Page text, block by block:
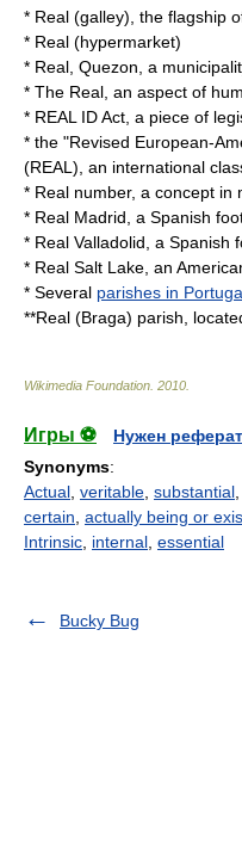
* Real (galley) , the flagship
* Real (hypermarket)
* Real, Quezon , a
* The Real , an aspect of
* REAL ID Act , a piece of
* the "Revised European-
(REAL), an international
* Real number, a concept in
* Real Madrid , a Spanish
* Real Valladolid , a Spanish
* Real Salt Lake , an
* Several parishes in
**Real (Braga) parish,
Wikimedia Foundation 2010
Игры ⚽
Нужен
Synonyms:
Actual veritable substantial
certain actually being or
Intrinsic internal essential
Bucky Bug